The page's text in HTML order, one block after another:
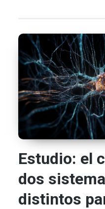
Estudio: el
dos
distintos